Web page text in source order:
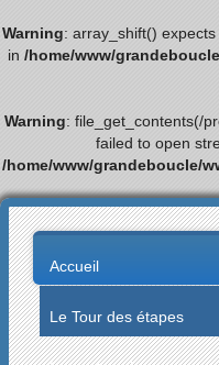
Warning: array_shift()
in /home/www/
Warning: file_get_contents(/
failed to open
/home/www/grandeboucle/
Accueil
Le Tour des étapes